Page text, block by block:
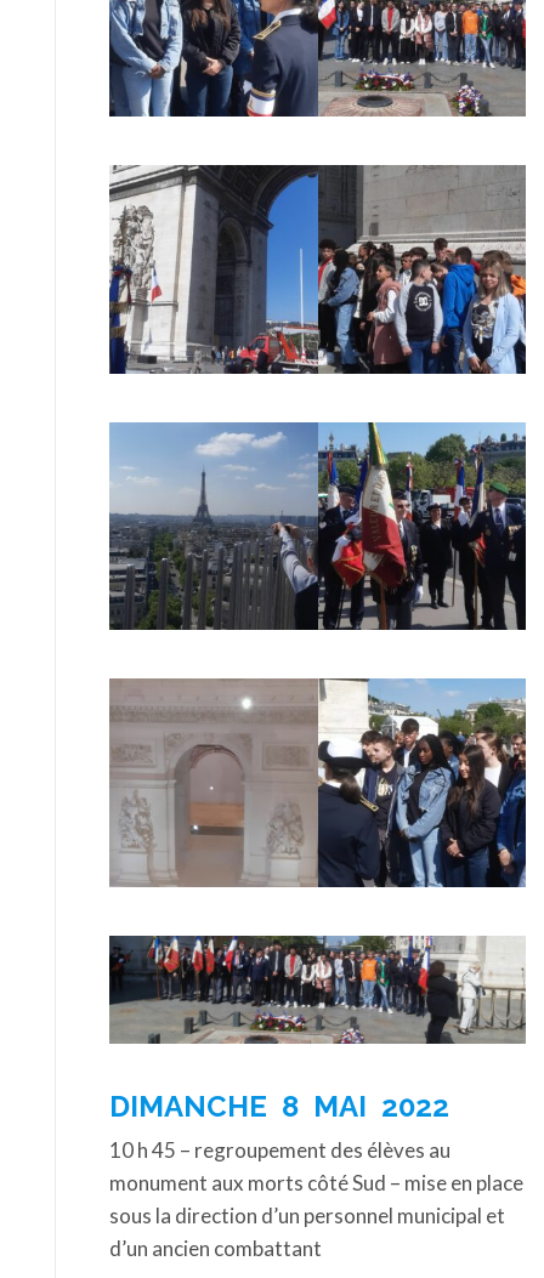
DIMANCHE 8 MAI 2022
10 h 45 – regroupement des élèves au
monument aux morts côté Sud – mise en place
sous la direction d’un personnel municipal et
d’un ancien combattant